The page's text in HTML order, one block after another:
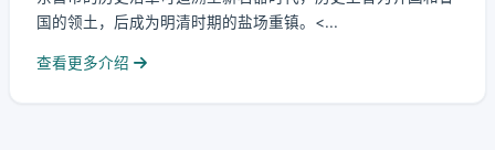
国的领土，后成为明清时期的盐场重镇。<...
查看更多介绍